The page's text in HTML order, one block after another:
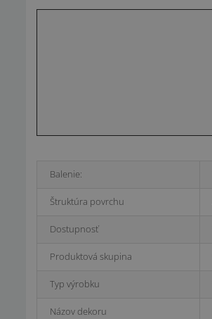
Balenie:
Štruktúra povrchu
Dostupnosť
Produktová skupina
Typ výrobku
Názov dekoru